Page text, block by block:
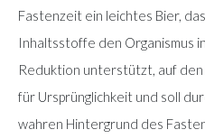
Fastenzeit ein leichtes Bier,
Inhaltsstoffe den Organismus
Reduktion unterstützt, auf
für Ursprünglichkeit und soll
wahren Hintergrund des